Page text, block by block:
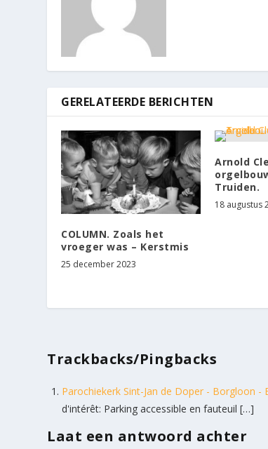
GERELATEERDE BERICHTEN
COLUMN. Zoals het
vroeger was – Kerstmis
25 december 2023
Arnold
Truiden.
18 augustus
Trackbacks/Pingbacks
Parochiekerk Sint-Jan de Doper - Borgloon -
d'intérêt: Parking accessible en fauteuil […]
Laat een antwoord achter